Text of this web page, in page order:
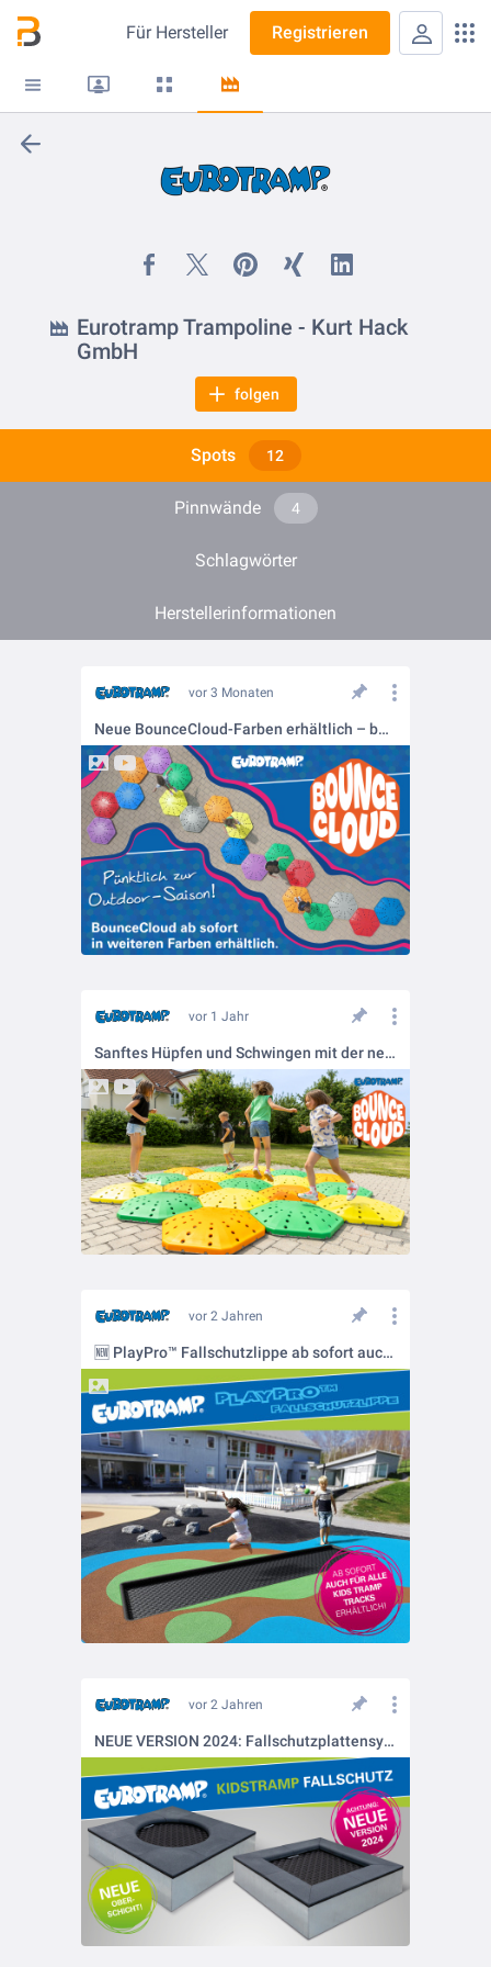
Für Hersteller Registrieren
Eurotramp Trampoline - Kurt Hack
GmbH
folgen
Spots 12
Pinnwände 4
Schlagwörter
Herstellerinformationen
vor 3 Monaten
Neue BounceCloud-Farben erhältlich – bereit für eine farbenfrohe Outdoor-Saison 🌈
vor 1 Jahr
Sanftes Hüpfen und Schwingen mit der neuen innovativen BounceCloud
vor 2 Jahren
🆕 PlayPro™ Fallschutzlippe ab sofort auch für alle Kids Tramp Tracks erhältlich!
vor 2 Jahren
NEUE VERSION 2024: Fallschutzplattensystem mit EPDM-Oberschicht für Spielplatz-Trampoline 'Kids Tramp'